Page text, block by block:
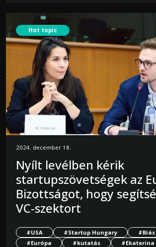
Hot topic
2024. december 18.
Nyílt levélben kérik
startupszövetségek az
Bizottságot, hogy
VC-szektort
#USA #Startup Hungary
#Európa
#kutatás
#Ekaterina